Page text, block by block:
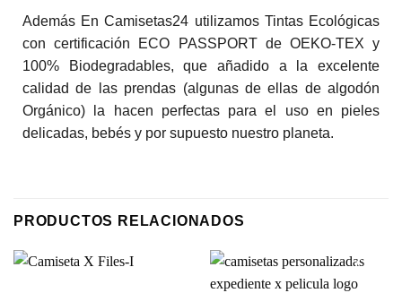
Además En Camisetas24 utilizamos Tintas Ecológicas
con certificación ECO PASSPORT de OEKO-TEX y
100% Biodegradables, que añadido a la excelente
calidad de las prendas (algunas de ellas de algodón
Orgánico) la hacen perfectas para el uso en pieles
delicadas, bebés y por supuesto nuestro planeta.
PRODUCTOS RELACIONADOS